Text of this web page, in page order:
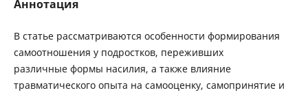
Аннотация
В статье рассматриваются особенности формирования
самоотношения у подростков, переживших
различные формы насилия, а также влияние
травматического опыта на самооценку, самопринятие и